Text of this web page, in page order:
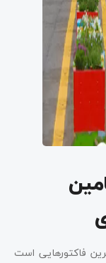
فاکتورهایی است